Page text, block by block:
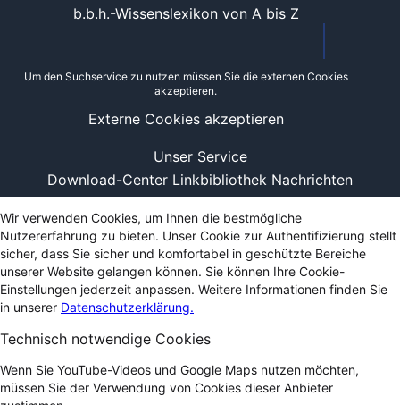
Unser Service
Download-Center Linkbibliothek Nachrichten
b.b.h.-Wissenslexikon von A bis Z
Um den Suchservice zu nutzen müssen Sie die externen Cookies
akzeptieren.
Externe Cookies akzeptieren
Wir verwenden Cookies, um Ihnen die bestmögliche
Nutzererfahrung zu bieten. Unser Cookie zur Authentifizierung stellt
sicher, dass Sie sicher und komfortabel in geschützte Bereiche
unserer Website gelangen können. Sie können Ihre Cookie-
Einstellungen jederzeit anpassen. Weitere Informationen finden Sie
in unserer Datenschutzerklärung.
Technisch notwendige Cookies
Wenn Sie YouTube-Videos und Google Maps nutzen möchten,
müssen Sie der Verwendung von Cookies dieser Anbieter